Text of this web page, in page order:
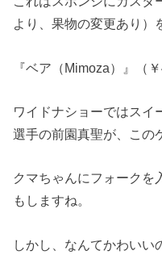
より、果物の変更あり）
『ベア（Mimoza）』（￥
ワイドナショーではスイ
選手の前園真聖が、この
クマちゃんにフォークを
もしますね。
しかし、なんてかわい